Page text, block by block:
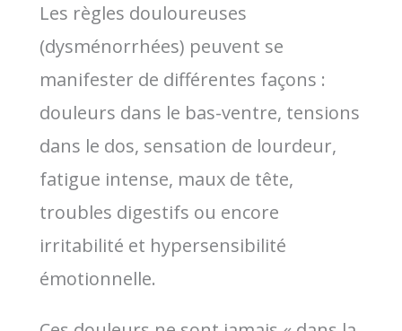
Les règles douloureuses
(dysménorrhées) peuvent se
manifester de différentes façons :
douleurs dans le bas-ventre, tensions
dans le dos, sensation de lourdeur,
fatigue intense, maux de tête,
troubles digestifs ou encore
irritabilité et hypersensibilité
émotionnelle.